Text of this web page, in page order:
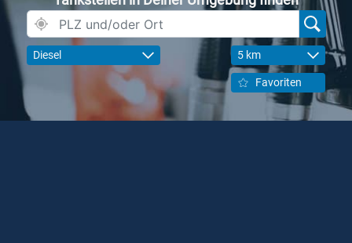
Diesel 5 km
Favoriten